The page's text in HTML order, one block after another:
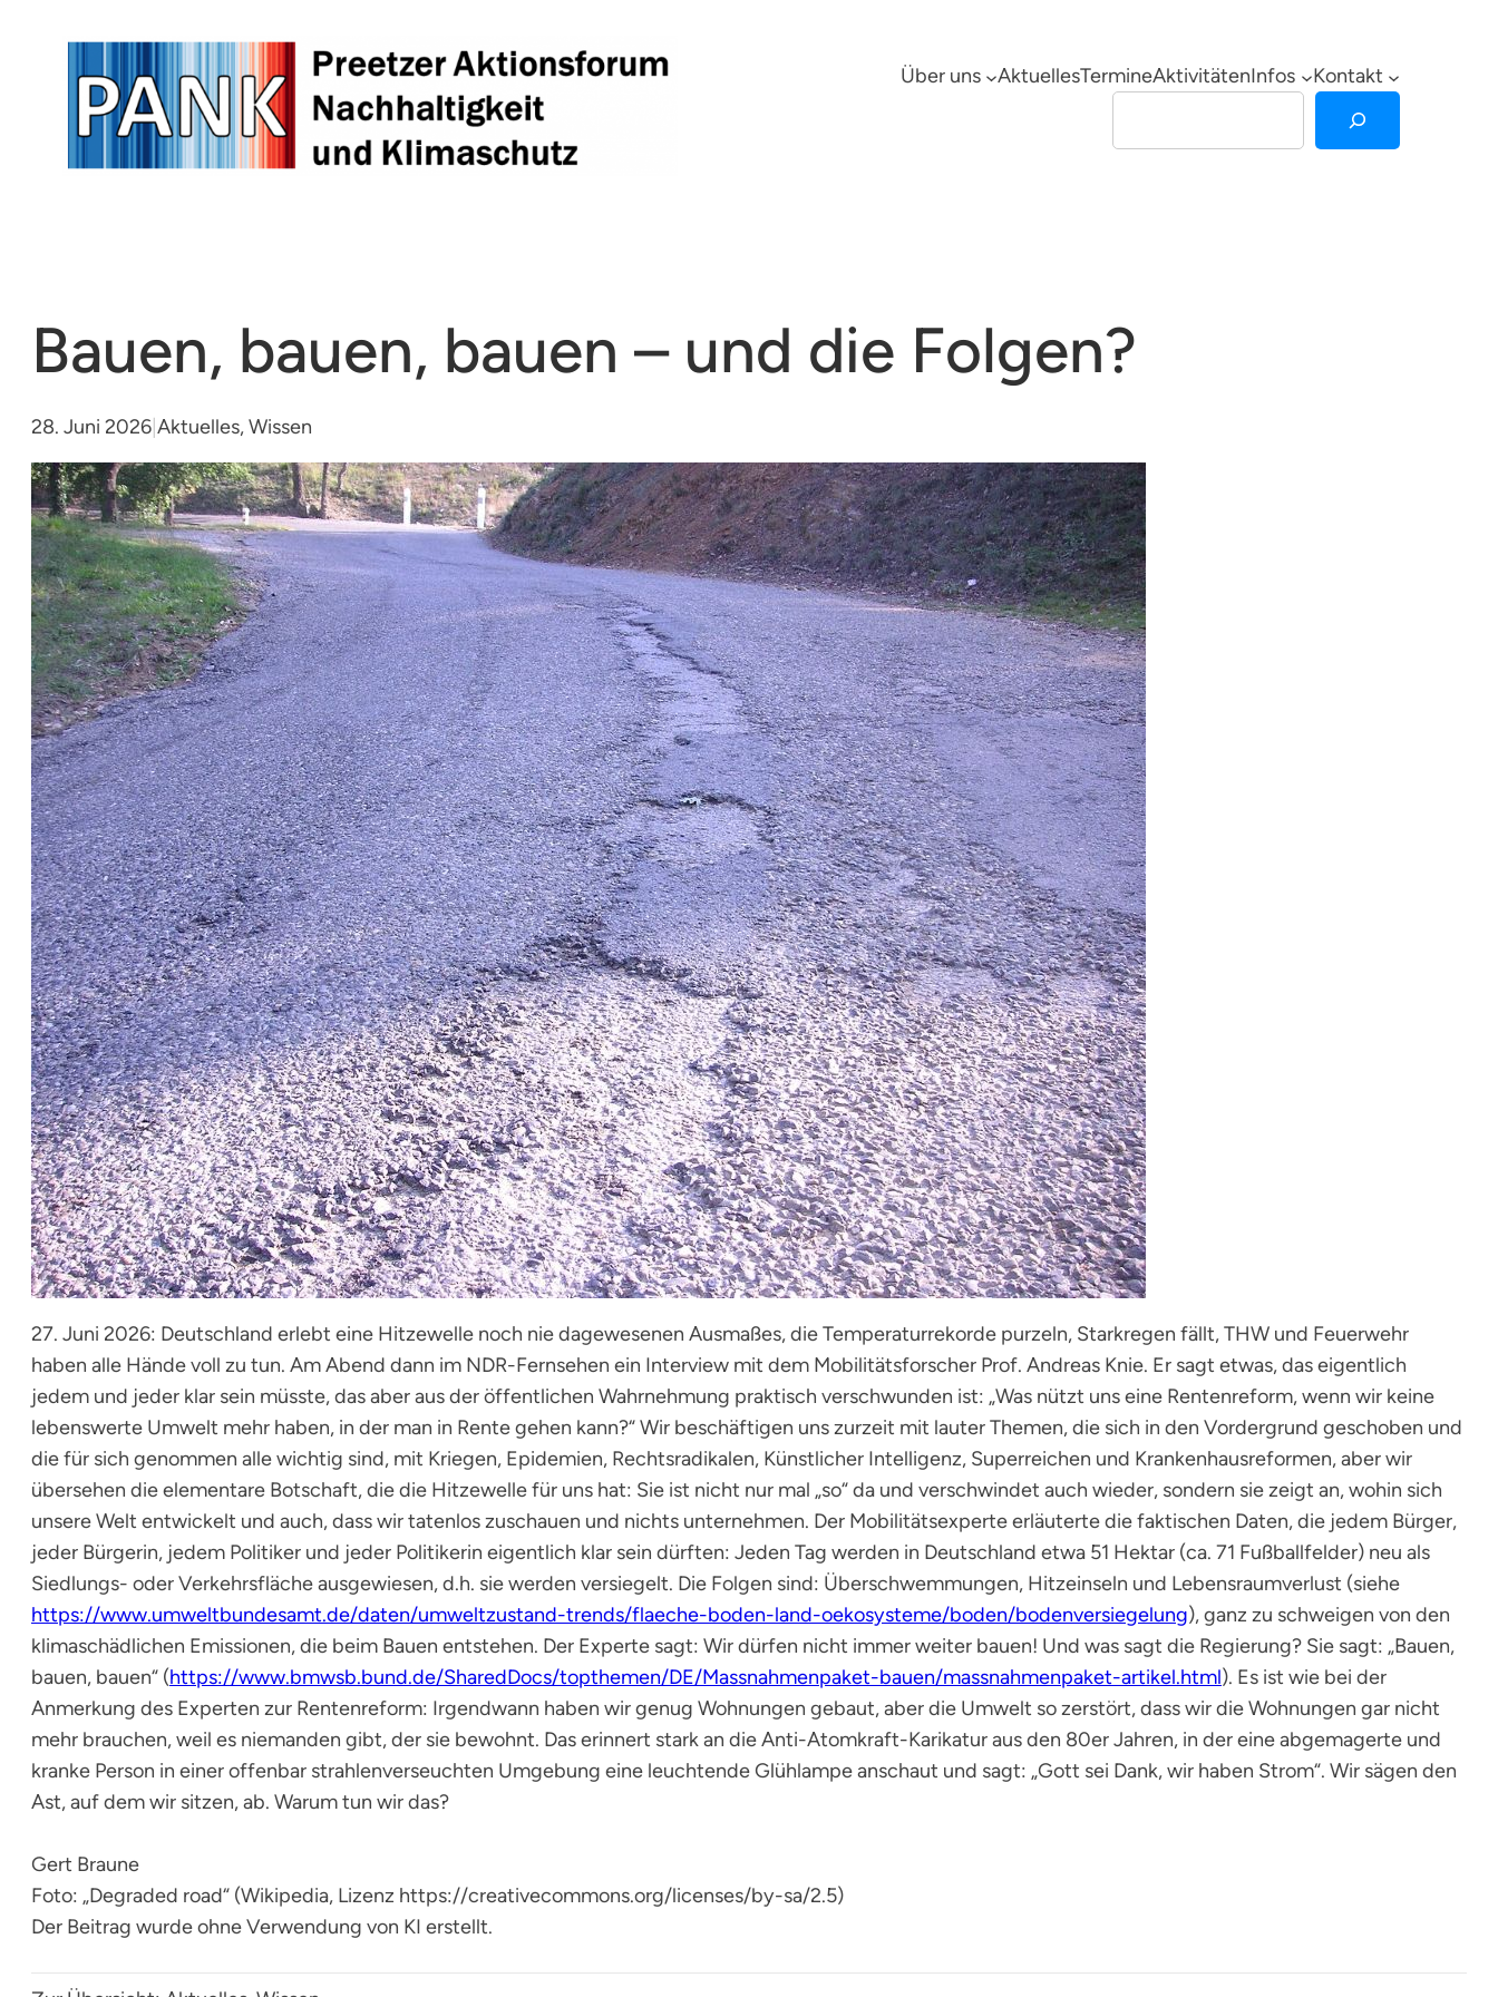
springen
Über uns AktuellesTermineAktivitätenInfos
Kontakt
Bauen, bauen, bauen – und die Folgen?
28. Juni 2026 Aktuelles, Wissen
27. Juni 2026: Deutschland erlebt eine Hitzewelle noch nie dagewesenen Ausmaßes, die Temperaturrekorde purzeln, Starkregen fällt, THW und Feuerwehr
haben alle Hände voll zu tun. Am Abend dann im NDR-Fernsehen ein Interview mit dem Mobilitätsforscher Prof. Andreas Knie. Er sagt etwas, das eigentlich
jedem und jeder klar sein müsste, das aber aus der öffentlichen Wahrnehmung praktisch verschwunden ist: „Was nützt uns eine Rentenreform, wenn wir keine
lebenswerte Umwelt mehr haben, in der man in Rente gehen kann?“ Wir beschäftigen uns zurzeit mit lauter Themen, die sich in den Vordergrund geschoben und
die für sich genommen alle wichtig sind, mit Kriegen, Epidemien, Rechtsradikalen, Künstlicher Intelligenz, Superreichen und Krankenhausreformen, aber wir
übersehen die elementare Botschaft, die die Hitzewelle für uns hat: Sie ist nicht nur mal „so“ da und verschwindet auch wieder, sondern sie zeigt an, wohin sich
unsere Welt entwickelt und auch, dass wir tatenlos zuschauen und nichts unternehmen. Der Mobilitätsexperte erläuterte die faktischen Daten, die jedem Bürger,
jeder Bürgerin, jedem Politiker und jeder Politikerin eigentlich klar sein dürften: Jeden Tag werden in Deutschland etwa 51 Hektar (ca. 71 Fußballfelder) neu als
Siedlungs- oder Verkehrsfläche ausgewiesen, d.h. sie werden versiegelt. Die Folgen sind: Überschwemmungen, Hitzeinseln und Lebensraumverlust (siehe
https://www.umweltbundesamt.de/daten/umweltzustand-trends/flaeche-boden-land-oekosysteme/boden/bodenversiegelung), ganz zu schweigen von den
klimaschädlichen Emissionen, die beim Bauen entstehen. Der Experte sagt: Wir dürfen nicht immer weiter bauen! Und was sagt die Regierung? Sie sagt: „Bauen,
bauen, bauen“ (https://www.bmwsb.bund.de/SharedDocs/topthemen/DE/Massnahmenpaket-bauen/massnahmenpaket-artikel.html). Es ist wie bei der
Anmerkung des Experten zur Rentenreform: Irgendwann haben wir genug Wohnungen gebaut, aber die Umwelt so zerstört, dass wir die Wohnungen gar nicht
mehr brauchen, weil es niemanden gibt, der sie bewohnt. Das erinnert stark an die Anti-Atomkraft-Karikatur aus den 80er Jahren, in der eine abgemagerte und
kranke Person in einer offenbar strahlenverseuchten Umgebung eine leuchtende Glühlampe anschaut und sagt: „Gott sei Dank, wir haben Strom“. Wir sägen den
Ast, auf dem wir sitzen, ab. Warum tun wir das?
Gert Braune
Foto: „Degraded road“ (Wikipedia, Lizenz https://creativecommons.org/licenses/by-sa/2.5)
Der Beitrag wurde ohne Verwendung von KI erstellt.